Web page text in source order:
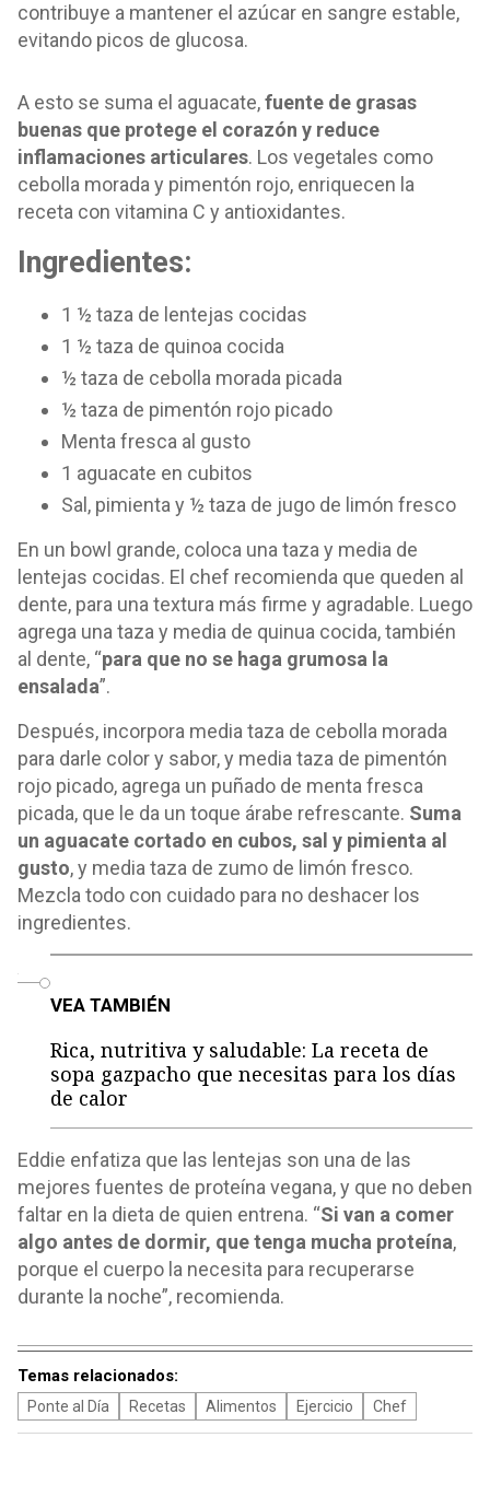
contribuye a mantener el azúcar en sangre estable,
evitando picos de glucosa.
A esto se suma el aguacate,fuente de grasas
buenas que protege el corazón y reduce
inflamaciones articulares. Los vegetales como
cebolla morada y pimentón rojo, enriquecen la
receta con vitamina C y antioxidantes.
Ingredientes:
1 ½ taza de lentejas cocidas
1 ½ taza de quinoa cocida
½ taza de cebolla morada picada
½ taza de pimentón rojo picado
Menta fresca al gusto
1 aguacate en cubitos
Sal, pimienta y ½ taza de jugo de limón fresco
En un bowl grande, coloca una taza y media de
lentejas cocidas. El chef recomienda que queden al
dente, para una textura más firme y agradable. Luego
agrega una taza y media de quinua cocida, también
al dente, “para que no se haga grumosa la
ensalada”.
Después, incorpora media taza de cebolla morada
para darle color y sabor, y media taza de pimentón
rojo picado, agrega un puñado de menta fresca
picada, que le da un toque árabe refrescante. Suma
un aguacate cortado en cubos, sal y pimienta al
gusto, y media taza de zumo de limón fresco.
Mezcla todo con cuidado para no deshacer los
ingredientes.
VEA TAMBIÉN
Rica, nutritiva y saludable: La receta de
sopa gazpacho que necesitas para los días
de calor
Eddie enfatiza que las lentejas son una de las
mejores fuentes de proteína vegana, y que no deben
faltar en la dieta de quien entrena. “Si van a comer
algo antes de dormir, que tenga mucha proteína,
porque el cuerpo la necesita para recuperarse
durante la noche”, recomienda.
Temas relacionados:
Ponte al Día Recetas Alimentos Ejercicio Chef